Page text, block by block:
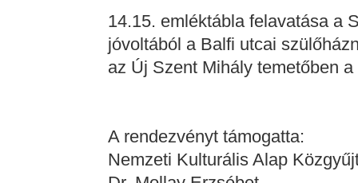
14.15. emléktábla felavatása a
jóvoltából a Balfi utcai
az Új Szent Mihály temetőben
A rendezvényt támogatta:
Nemzeti Kulturális Alap